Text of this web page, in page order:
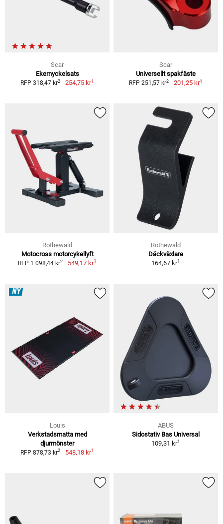
Scar
Ekernyckelsats
RFP 318,47 kr2 254,75 kr1
Scar
Universellt spakfäste
RFP 251,57 kr2 201,25 kr1
Rothewald
Motocross motorcykellyft
RFP 1 098,44 kr2 549,17 kr1
Rothewald
Däckväxlare
164,67 kr1
NY
Louis
Verkstadsmatta med
djurmönster
RFP 878,73 kr2 548,18 kr1
ABUS
Sidostativ Bas Universal
109,31 kr1